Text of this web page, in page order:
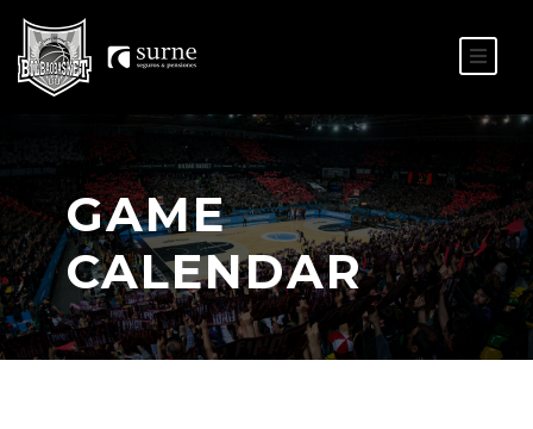
GAME
CALENDAR